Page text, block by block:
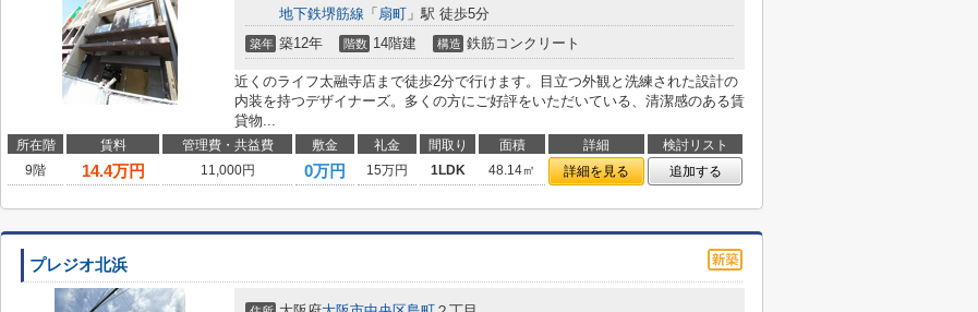
地下鉄堺筋線 「 扇町 」駅 徒歩5分
築年 築12年 階数 14階建 構造 鉄筋コンクリート
近くのライフ太融寺店まで徒歩2分で行けます。目立つ外観と洗練された設計の
内装を持つデザイナーズ。多くの方にご好評をいただいている、清潔感のある賃
貸物...
所在階 賃料 管理費・共益費 敷金 礼金 間取り 面積 詳細
検討リスト
9階
14.4万円 11,000円 0万円 15万円 1LDK 48.14㎡ 詳細を見る 追加する
プレジオ北浜